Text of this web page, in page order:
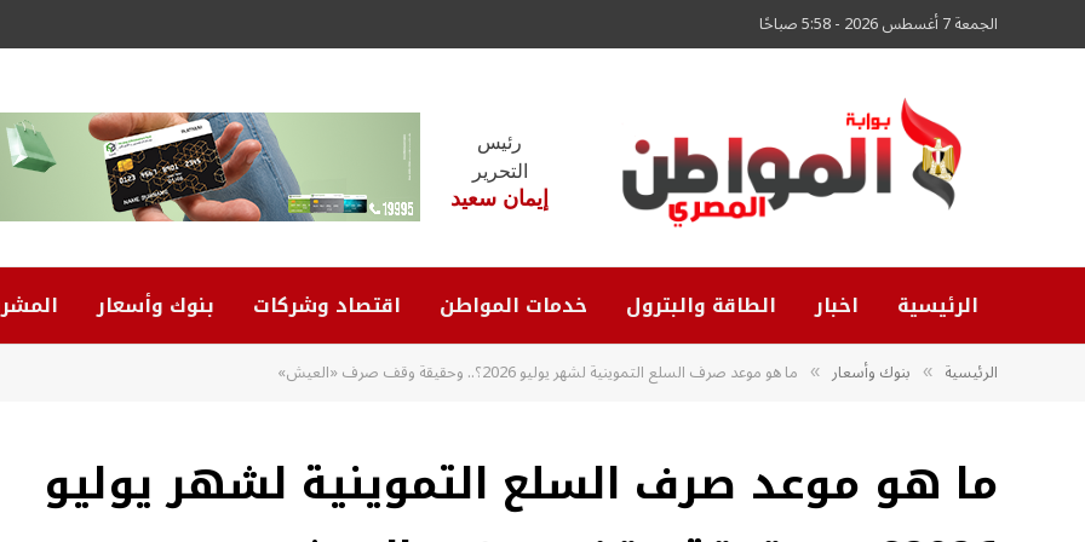
الجمعة 7 أغسطس 2026 - 5:58 صباحًا
رئيس
التحرير
إيمان سعيد
الرئيسية اخبار الطاقة والبترول خدمات المواطن اقتصاد وشركات بنوك وأسعار
الرئيسية » بنوك وأسعار » ما هو موعد صرف السلع التموينية لشهر يوليو 2026؟.. وحقيقة وقف صرف «العيش»
ما هو موعد صرف السلع التموينية لشهر يوليو